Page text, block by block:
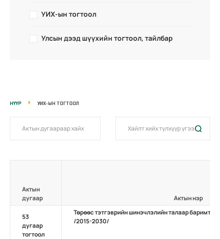
УИХ-ын тогтоол
Улсын дээд шүүхийн тогтоол, тайлбар
НҮҮР УИХ-ЫН ТОГТООЛ
Актын
дугаар
Актын нэр
53
дугаар
тогтоол
Төрөөс тэтгэврийн шинэчлэлийн талаар
/2015-2030/